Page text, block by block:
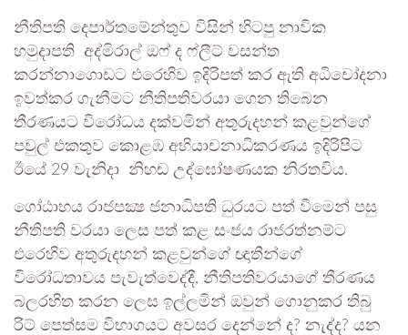
නීතිපති දෙපාර්තමේන්තුව විසින් හිටපු නාවික
හමුදාපති අද්මිරාල් ඔෆ් ද ෆ්ලීට් වසන්ත
කරන්නාගොඩට එරෙහිව ඉදිරිපත් කර ඇති අධිචෝදනා
ඉවත්කර ගැනීමට නීතිපතිවරයා ගෙන තිබෙන
තීරණයට විරෝධය දක්වමින් අතුරුදහන් කළවුන්ගේ
පවුල් එකතුව කොළඹ අභියාචනාධිකරණය ඉදිරිපිට
ඊයේ 29 වැනිදා නිහඬ උද්ඝෝෂණයක නිරතවිය.
ගෝඨාභය රාජපක්‍ෂ ජනාධිපති ධුරයට පත් වීමෙන් පසු
නීතිපති වරයා ලෙස පත් කළ සංජය රාජරත්නම්ට
එරෙහිව අතුරුදහන් කළවුන්ගේ ඥාතීන්ගේ
විරෝධතාවය පැවැත්වෙද්දී, නීතිපතිවරයාගේ තීරණය
බලරහිත කරන ලෙස ඉල්ලමින් ඔවුන් ගොනුකර තිබු
රිට් පෙත්සම විභාගයට අවසර දෙන්නේ ද? නැද්ද? යන